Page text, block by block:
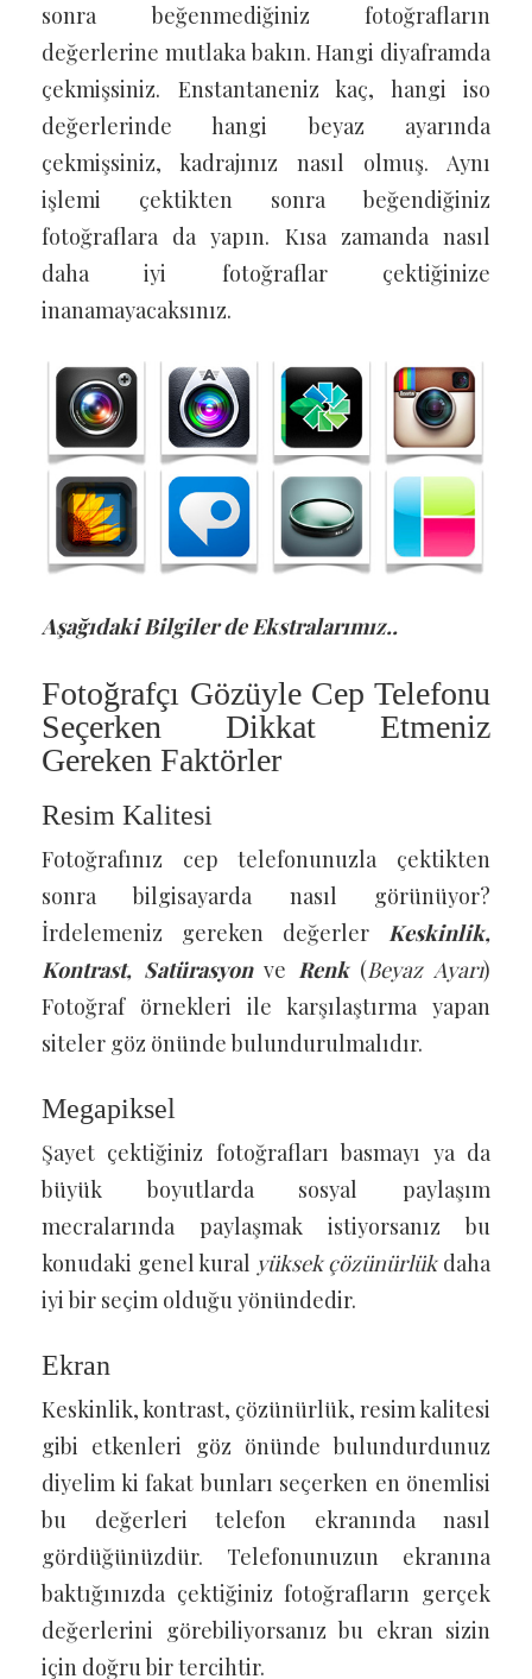
sonra beğenmediğiniz fotoğrafların
değerlerine mutlaka bakın. Hangi diyaframda
çekmişsiniz. Enstantaneniz kaç, hangi iso
değerlerinde hangi beyaz ayarında
çekmişsiniz, kadrajınız nasıl olmuş. Aynı
işlemi çektikten sonra beğendiğiniz
fotoğraflara da yapın. Kısa zamanda nasıl
daha iyi fotoğraflar çektiğinize
inanamayacaksınız.
Aşağıdaki Bilgiler de Ekstralarımız..
Fotoğrafçı Gözüyle Cep Telefonu
Seçerken Dikkat Etmeniz
Gereken Faktörler
Resim Kalitesi
Fotoğrafınız cep telefonunuzla çektikten
sonra bilgisayarda nasıl görünüyor?
İrdelemeniz gereken değerler Keskinlik,
Kontrast, Satürasyonve Renk(Beyaz Ayarı)
Fotoğraf örnekleri ile karşılaştırma yapan
siteler göz önünde bulundurulmalıdır.
Megapiksel
Şayet çektiğiniz fotoğrafları basmayı ya da
büyük boyutlarda sosyal paylaşım
mecralarında paylaşmak istiyorsanız bu
konudaki genel kural yüksek çözünürlük daha
iyi bir seçim olduğu yönündedir.
Ekran
Keskinlik, kontrast, çözünürlük, resim kalitesi
gibi etkenleri göz önünde bulundurdunuz
diyelim ki fakat bunları seçerken en önemlisi
bu değerleri telefon ekranında nasıl
gördüğünüzdür. Telefonunuzun ekranına
baktığınızda çektiğiniz fotoğrafların gerçek
değerlerini görebiliyorsanız bu ekran sizin
için doğru bir tercihtir.